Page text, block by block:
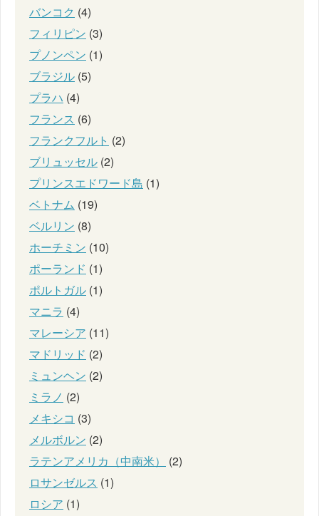
バンコク (4)
フィリピン (3)
プノンペン (1)
ブラジル (5)
プラハ (4)
フランス (6)
フランクフルト (2)
ブリュッセル (2)
プリンスエドワード島 (1)
ベトナム (19)
ベルリン (8)
ホーチミン (10)
ポーランド (1)
ポルトガル (1)
マニラ (4)
マレーシア (11)
マドリッド (2)
ミュンヘン (2)
ミラノ (2)
メキシコ (3)
メルボルン (2)
ラテンアメリカ（中南米）
(2)
ロサンゼルス (1)
ロシア (1)